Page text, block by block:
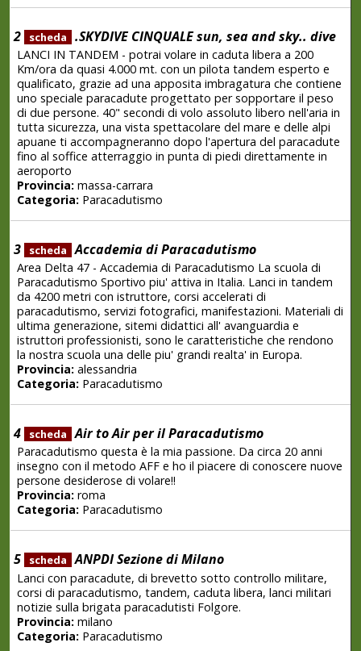
2 scheda .SKYDIVE CINQUALE sun, sea and sky.. dive
LANCI IN TANDEM - potrai volare in caduta libera a 200
Km/ora da quasi 4.000 mt. con un pilota tandem esperto e
qualificato, grazie ad una apposita imbragatura che contiene
uno speciale paracadute progettato per sopportare il peso
di due persone. 40" secondi di volo assoluto libero nell'aria in
tutta sicurezza, una vista spettacolare del mare e delle alpi
apuane ti accompagneranno dopo l'apertura del paracadute
fino al soffice atterraggio in punta di piedi direttamente in
aeroporto
Provincia:massa-carrara
Categoria:Paracadutismo
3 scheda Accademia di Paracadutismo
Area Delta 47 - Accademia di Paracadutismo La scuola di
Paracadutismo Sportivo piu' attiva in Italia. Lanci in tandem
da 4200 metri con istruttore, corsi accelerati di
paracadutismo, servizi fotografici, manifestazioni. Materiali di
ultima generazione, sitemi didattici all' avanguardia e
istruttori professionisti, sono le caratteristiche che rendono
la nostra scuola una delle piu' grandi realta' in Europa.
Provincia:alessandria
Categoria:Paracadutismo
4 scheda Air to Air per il Paracadutismo
Paracadutismo questa è la mia passione. Da circa 20 anni
insegno con il metodo AFF e ho il piacere di conoscere nuove
persone desiderose di volare!!
Provincia:roma
Categoria:Paracadutismo
5 scheda ANPDI Sezione di Milano
Lanci con paracadute, di brevetto sotto controllo militare,
corsi di paracadutismo, tandem, caduta libera, lanci militari
notizie sulla brigata paracadutisti Folgore.
Provincia:milano
Categoria:Paracadutismo